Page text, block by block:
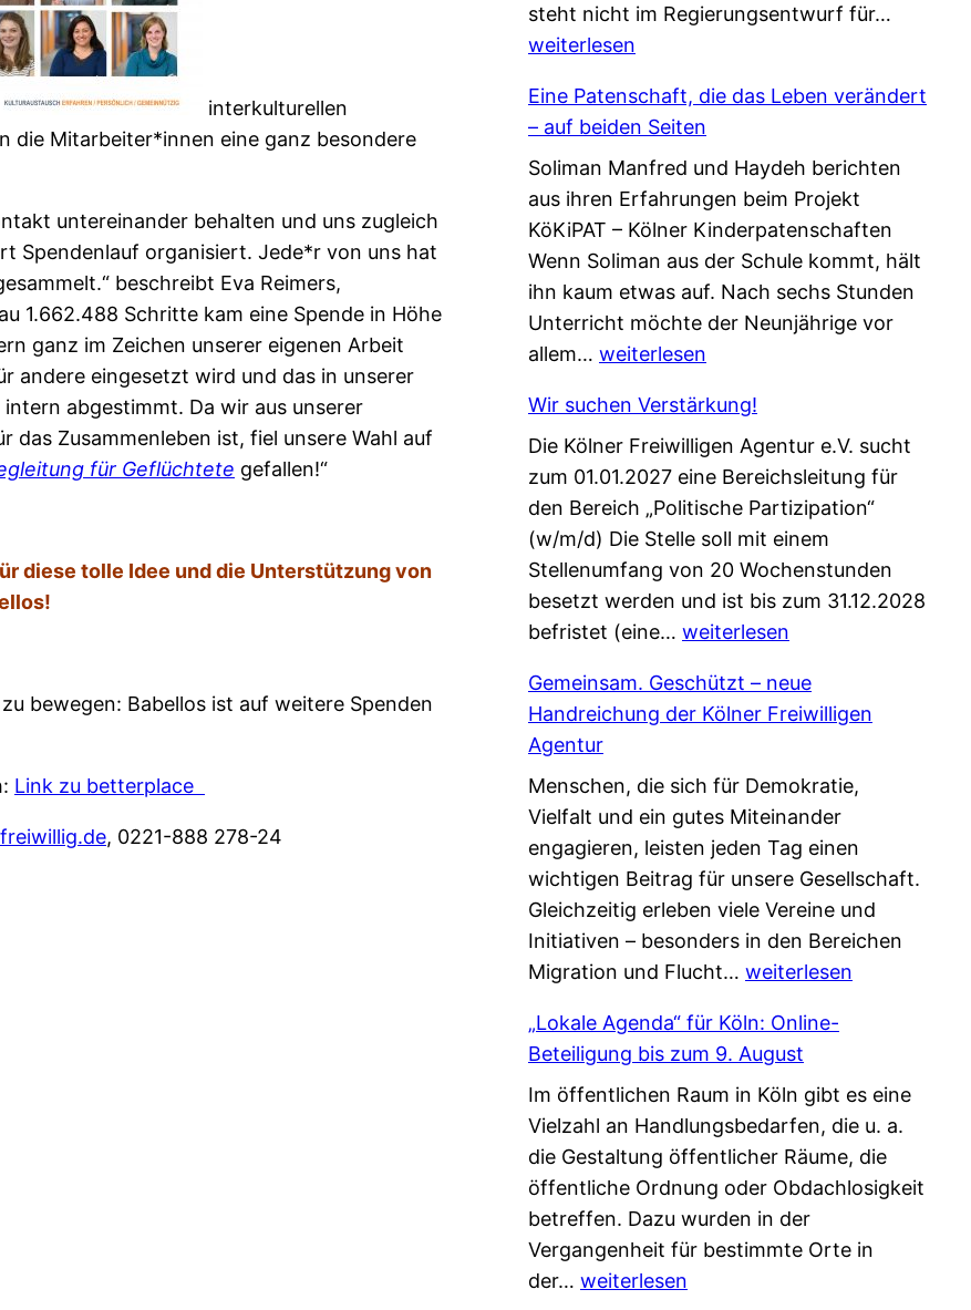
interkulturellen
die Mitarbeiter*innen eine ganz besondere
untereinander behalten und uns zugleich
Spendenlauf organisiert. Jede*r von uns hat
beschreibt Eva Reimers,
1.662.488 Schritte kam eine Spende in Höhe
ganz im Zeichen unserer eigenen Arbeit
andere eingesetzt wird und das in unserer
abgestimmt. Da wir aus unserer
Zusammenleben ist, fiel unsere Wahl auf
für Geflüchtete gefallen!“
diese tolle Idee und die Unterstützung von
bewegen: Babellos ist auf weitere Spenden
Link zu betterplace
, 0221-888 278-24
steht nicht im Regierungsentwurf für…
z
e
a
n
r
d
e
k
weiterlesen
Eine Patenschaft, die das Leben verändert
– auf beiden Seiten
Soliman Manfred und Haydeh berichten
aus ihren Erfahrungen beim Projekt
KöKiPAT – Kölner Kinderpatenschaften
Wenn Soliman aus der Schule kommt, hält
ihn kaum etwas auf. Nach sechs Stunden
Unterricht möchte der Neunjährige vor
allem… E
n
e
P
a
t
e
n
s
h
a
f
t
,
d
i
e
d
a
L
e
b
e
n
v
e
r
ä
weiterlesen
Wir suchen Verstärkung!
Die Kölner Freiwilligen Agentur e.V. sucht
zum 01.01.2027 eine Bereichsleitung für
den Bereich „Politische Partizipation“
(w/m/d) Die Stelle soll mit einem
Stellenumfang von 20 Wochenstunden
besetzt werden und ist bis zum 31.12.2028
befristet (eine… W
r
s
c
h
e
n
V
e
r
t
ä
r
k
u
n
g
!
weiterlesen
Gemeinsam. Geschützt – neue
Handreichung der Kölner Freiwilligen
Agentur
Menschen, die sich für Demokratie,
Vielfalt und ein gutes Miteinander
engagieren, leisten jeden Tag einen
wichtigen Beitrag für unsere Gesellschaft.
Gleichzeitig erleben viele Vereine und
Initiativen – besonders in den Bereichen
Migration und Flucht… G
m
e
i
n
s
a
m
.
weiterlesen
„Lokale Agenda“ für Köln: Online-
Beteiligung bis zum 9. August
Im öffentlichen Raum in Köln gibt es eine
Vielzahl an Handlungsbedarfen, die u. a.
die Gestaltung öffentlicher Räume, die
öffentliche Ordnung oder Obdachlosigkeit
betreffen. Dazu wurden in der
Vergangenheit für bestimmte Orte in
der… „
weiterlesen